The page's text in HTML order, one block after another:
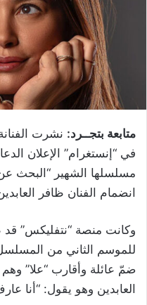
متابعة بتجــرد: نشرت
في “إنستغرام” الإعلان
مسلسلها الشهير “البحث
انضمام الفنان ظافر
وكانت منصة “نتفليكس”
للموسم الثاني من
ضمّ عائلة وأقارب “علا” وهم
العابدين وهو يقول: “أنا